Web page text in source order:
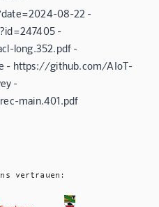
08-22 -
-
long.352.pdf -
- https://github.com/AIoT-
-
main.401.pdf
vertrauen: